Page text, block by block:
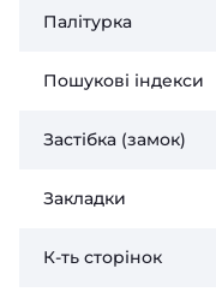
Палітурка
Пошукові індекси
Застібка (замок)
Закладки
К-ть сторінок